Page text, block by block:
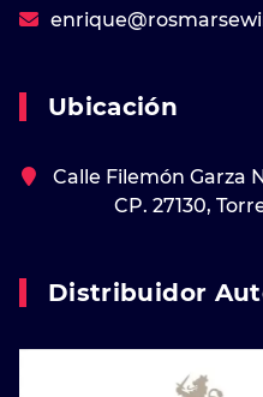
Ubicación
Calle Filemón Garza
CP. 27130,
Distribuidor